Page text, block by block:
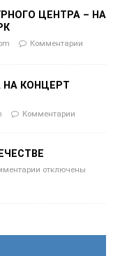
ЦЕНТРА – НА
Комментарии
НА КОНЦЕРТ
Комментарии
отключены